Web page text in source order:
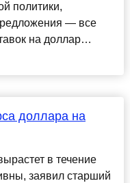
политики,
— все
на доллар…
доллара на
в течение
заявил старший